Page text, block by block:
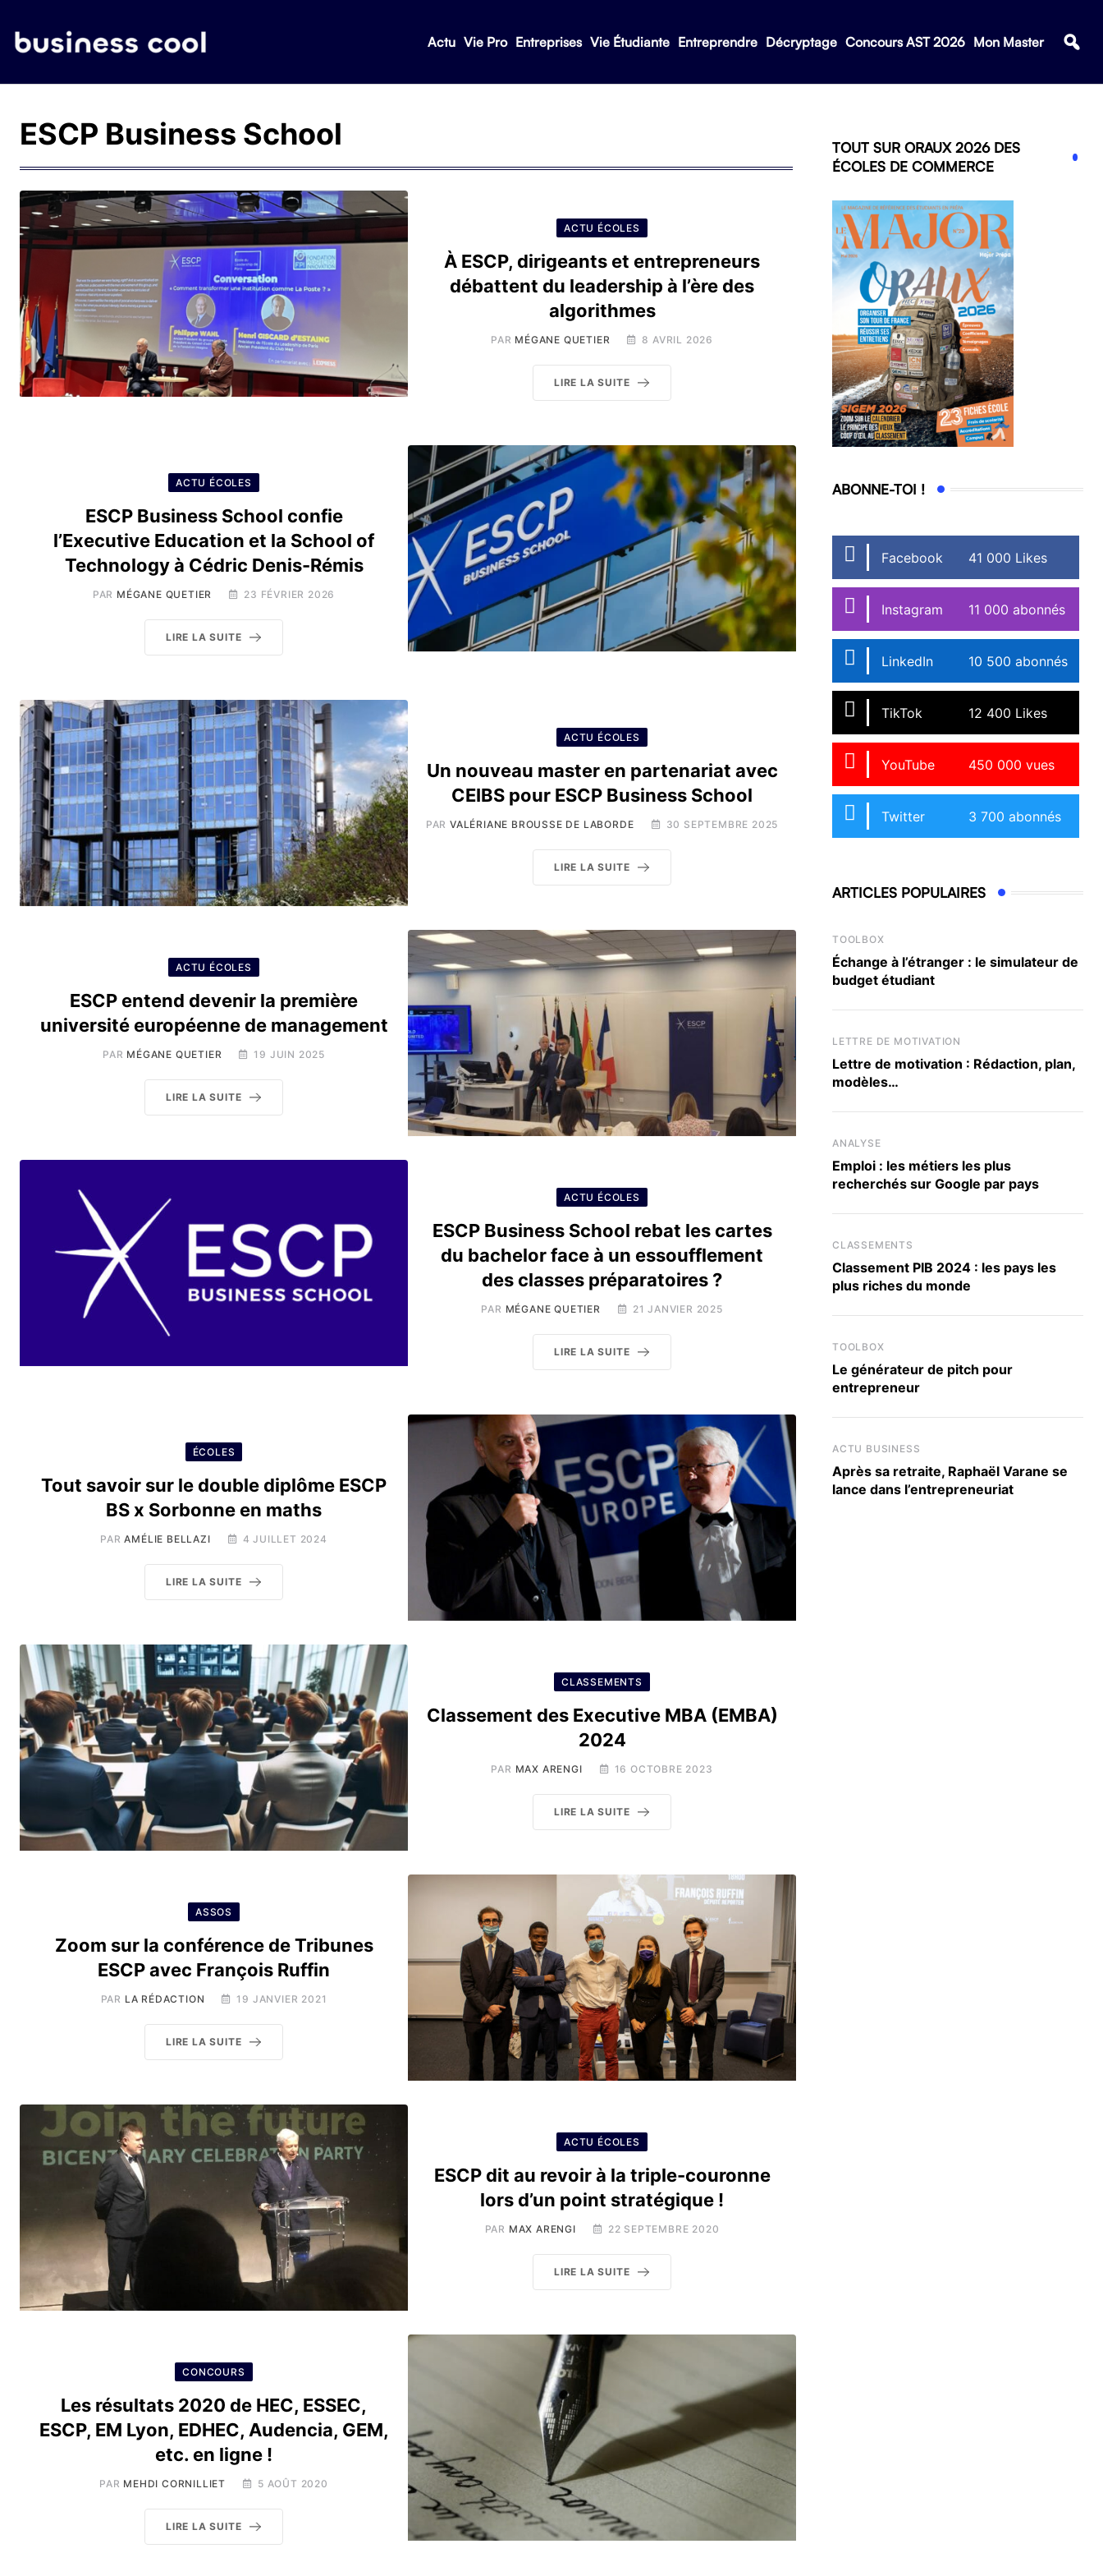
Actu Vie Pro Entreprises Vie Étudiante Entreprendre Décryptage Concours AST 2026 Mon Master
ESCP Business School
ACTU ÉCOLES
À ESCP, dirigeants et entrepreneurs
débattent du leadership à l’ère des
algorithmes
PAR MÉGANE QUETIER 8 AVRIL 2026
LIRE LA SUITE
ACTU ÉCOLES
ESCP Business School confie
l’Executive Education et la School of
Technology à Cédric Denis-Rémis
PAR MÉGANE QUETIER 23 FÉVRIER 2026
LIRE LA SUITE
ACTU ÉCOLES
Un nouveau master en partenariat avec
CEIBS pour ESCP Business School
PARVALÉRIANE BROUSSE DE LABORDE 30 SEPTEMBRE 2025
LIRE LA SUITE
ACTU ÉCOLES
ESCP entend devenir la première
université européenne de management
PAR MÉGANE QUETIER 19 JUIN 2025
LIRE LA SUITE
ACTU ÉCOLES
ESCP Business School rebat les cartes
du bachelor face à un essoufflement
des classes préparatoires ?
PAR MÉGANE QUETIER 21 JANVIER 2025
LIRE LA SUITE
ÉCOLES
Tout savoir sur le double diplôme ESCP
BS x Sorbonne en maths
PARAMÉLIE BELLAZI 4 JUILLET 2024
LIRE LA SUITE
CLASSEMENTS
Classement des Executive MBA (EMBA)
2024
PAR MAX ARENGI 16 OCTOBRE 2023
LIRE LA SUITE
ASSOS
Zoom sur la conférence de Tribunes
ESCP avec François Ruffin
PAR LA RÉDACTION 19 JANVIER 2021
LIRE LA SUITE
ACTU ÉCOLES
ESCP dit au revoir à la triple-couronne
lors d’un point stratégique !
PAR MAX ARENGI 22 SEPTEMBRE 2020
LIRE LA SUITE
CONCOURS
Les résultats 2020 de HEC, ESSEC,
ESCP, EM Lyon, EDHEC, Audencia, GEM,
etc. en ligne !
PAR MEHDI CORNILLIET 5 AOÛT 2020
LIRE LA SUITE
TOUT SUR ORAUX 2026 DES
ÉCOLES DE COMMERCE
ABONNE-TOI !
Facebook 41 000 Likes
Instagram 11 000 abonnés
LinkedIn 10 500 abonnés
TikTok 12 400 Likes
YouTube 450 000 vues
Twitter 3 700 abonnés
ARTICLES POPULAIRES
TOOLBOX
Échange à l’étranger : le simulateur de
budget étudiant
LETTRE DE MOTIVATION
Lettre de motivation : Rédaction, plan,
modèles…
ANALYSE
Emploi : les métiers les plus
recherchés sur Google par pays
CLASSEMENTS
Classement PIB 2024 : les pays les
plus riches du monde
TOOLBOX
Le générateur de pitch pour
entrepreneur
ACTU BUSINESS
Après sa retraite, Raphaël Varane se
lance dans l’entrepreneuriat